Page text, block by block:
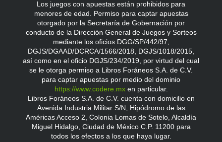
Los juegos con apuestas están prohibidos para
menores de edad. Permiso para captar apuestas
otorgado por la Secretaría de Gobernación por
conducto de la Dirección General de Juegos y Sorteos
mediante los oficios DGG/SP/442/97,
DGJS/DGAAD/DCRCA/1566/2018, DGJS/1018/2015,
así como en el oficio DGJS/234/2019, por virtud del cual
se le otorga permiso a Libros Foráneos S.A. de C.V.
para captar apuestas por medio del dominio
https://www.codere.mxen particular.
Libros Foráneos S.A. de C.V. cuenta con domicilio en
Avenida Industria Militar S/N, Hipódromo de las
Américas Acceso 2, Colonia Lomas de Sotelo, Alcaldía
Miguel Hidalgo, Ciudad de México C.P. 11200 para
todos los efectos a los que haya lugar.